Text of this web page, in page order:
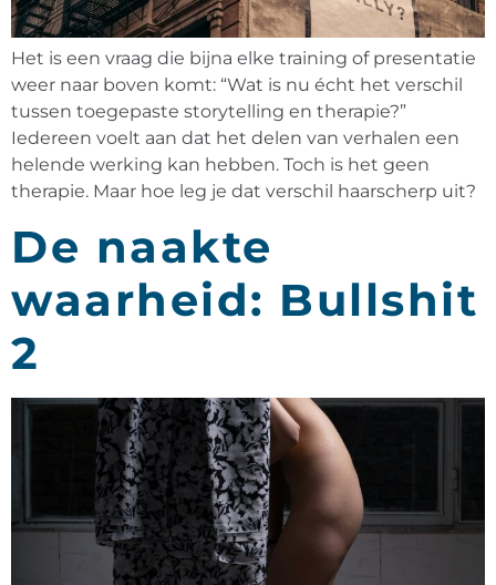
Het is een vraag die bijna elke training of presentatie
weer naar boven komt: “Wat is nu écht het verschil
tussen toegepaste storytelling en therapie?”
Iedereen voelt aan dat het delen van verhalen een
helende werking kan hebben. Toch is het geen
therapie. Maar hoe leg je dat verschil haarscherp uit?
De naakte
waarheid: Bullshit
2